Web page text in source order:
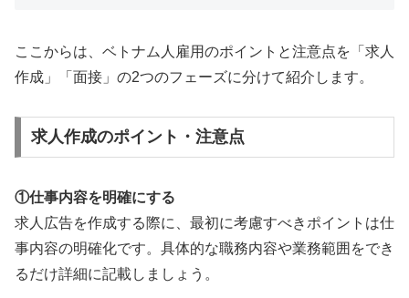
ここからは、ベトナム人雇用のポイントと注意点を「求人
作成」「面接」の2つのフェーズに分けて紹介します。
求人作成のポイント・注意点
①仕事内容を明確にする
求人広告を作成する際に、最初に考慮すべきポイントは仕
事内容の明確化です。具体的な職務内容や業務範囲をでき
るだけ詳細に記載しましょう。